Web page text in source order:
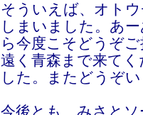
そういえば、オト
しまいました。あ
ら今度こそどうぞ
遠く青森まで来て
した。またどうぞ
今後とも、みさと